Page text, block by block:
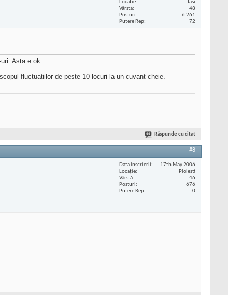
Locaţie
Iasi
Vârstă
48
Posturi
6.261
Putere Rep
72
Asta e ok.
fluctuatiilor de peste 10 locuri la un cuvant cheie.
Răspunde cu citat
#8
Data înscrierii
17th May 2006
Locaţie
Ploiesti
Vârstă
46
Posturi
676
Putere Rep
0